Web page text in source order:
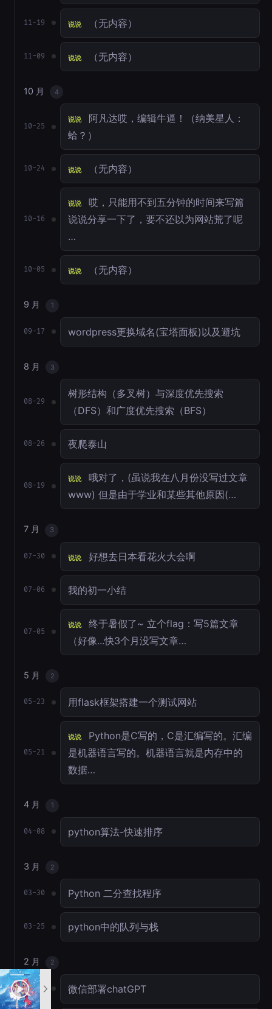
11-19 说说 （无内容）
11-09 说说 （无内容）
10 月 4
10-25
说说
阿凡达哎，编辑牛逼！（纳美星人：
蛤？）
10-24 说说 （无内容）
10-16
说说
哎，只能用不到五分钟的时间来写篇
说说分享一下了，要不还以为网站荒了呢
…
10-05 说说 （无内容）
9 月 1
09-17 wordpress更换域名(宝塔面板)以及避坑
8 月 3
08-29
树形结构（多叉树）与深度优先搜索
（DFS）和广度优先搜索（BFS）
08-26 夜爬泰山
08-19
说说
哦对了，(虽说我在八月份没写过文章
www) 但是由于学业和某些其他原因(…
7 月 3
07-30 说说 好想去日本看花火大会啊
07-06 我的初一小结
07-05
说说
终于暑假了~ 立个flag：写5篇文章
（好像...快3个月没写文章…
5 月 2
05-23 用flask框架搭建一个测试网站
05-21
说说
Python是C写的，C是汇编写的。汇编
是机器语言写的。机器语言就是内存中的
数据…
4 月 1
04-08 python算法-快速排序
3 月 2
03-30 Python 二分查找程序
03-25 python中的队列与栈
2 月 2
02-17 微信部署chatGPT